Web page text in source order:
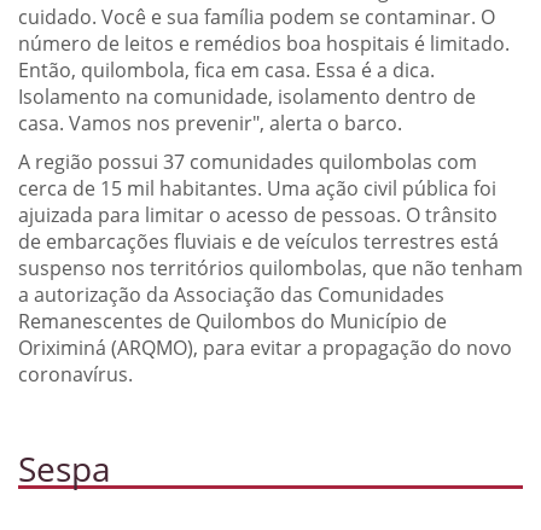
cuidado. Você e sua família podem se contaminar. O
número de leitos e remédios boa hospitais é limitado.
Então, quilombola, fica em casa. Essa é a dica.
Isolamento na comunidade, isolamento dentro de
casa. Vamos nos prevenir", alerta o barco.
A região possui 37 comunidades quilombolas com
cerca de 15 mil habitantes. Uma ação civil pública foi
ajuizada para limitar o acesso de pessoas. O trânsito
de embarcações fluviais e de veículos terrestres está
suspenso nos territórios quilombolas, que não tenham
a autorização da Associação das Comunidades
Remanescentes de Quilombos do Município de
Oriximiná (ARQMO), para evitar a propagação do novo
coronavírus.
Sespa